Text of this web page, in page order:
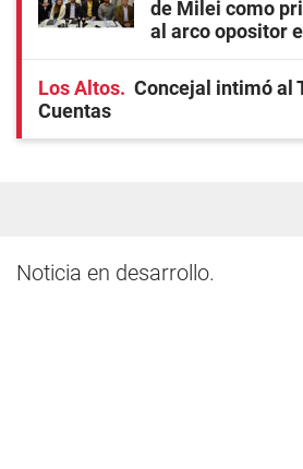
de Milei como
al arco opositor
Los Altos
Concejal intimó al
Cuentas
Noticia en desarrollo.